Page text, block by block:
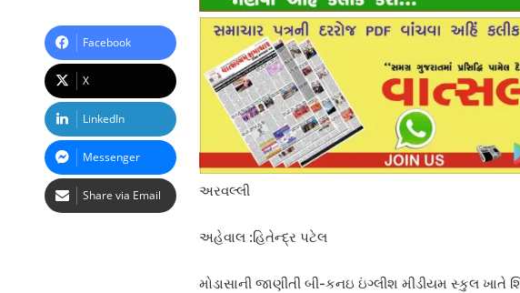
અરવલ્લી
અહેવાલ :હિતેન્દ્ર પટેલ
મોડાસાની જાણીતી બી-કનઇ ઇંગ્લીશ મીડીયમ સ્કુલ
Facebook
X
LinkedIn
Messenger
Share via Email